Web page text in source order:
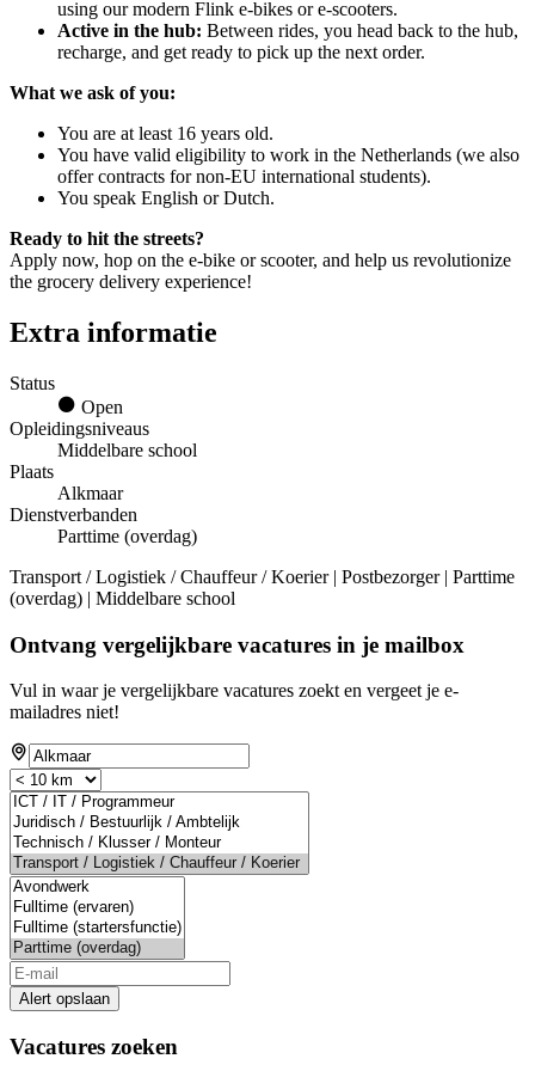
using our modern Flink e-bikes or e-scooters.
Active in the hub: Between rides, you head back to the hub,
recharge, and get ready to pick up the next order.
What we ask of you:
You are at least 16 years old.
You have valid eligibility to work in the Netherlands (we also
offer contracts for non-EU international students).
You speak English or Dutch.
Ready to hit the streets?
Apply now, hop on the e-bike or scooter, and help us revolutionize
the grocery delivery experience!
Extra informatie
Status
Open
Opleidingsniveaus
Middelbare school
Plaats
Alkmaar
Dienstverbanden
Parttime (overdag)
Transport / Logistiek / Chauffeur / Koerier | Postbezorger | Parttime
(overdag) | Middelbare school
Ontvang vergelijkbare vacatures in je mailbox
Vul in waar je vergelijkbare vacatures zoekt en vergeet je e-
mailadres niet!
Alert opslaan
Vacatures zoeken